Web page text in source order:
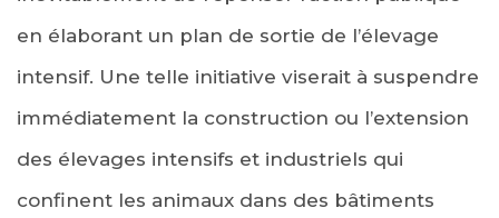
en élaborant un plan de sortie de l’élevage
intensif. Une telle initiative viserait à suspendre
immédiatement la construction ou l’extension
des élevages intensifs et industriels qui
confinent les animaux dans des bâtiments